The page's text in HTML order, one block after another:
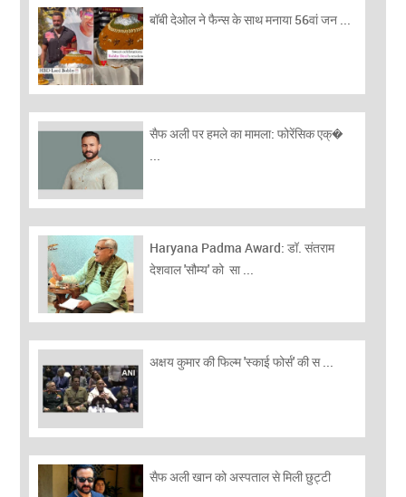
बॉबी देओल ने फैन्स के साथ मनाया 56वां जन ...
सैफ अली पर हमले का मामला: फोरेंसिक एक्�
...
Haryana Padma Award: डॉ. संतराम
देशवाल 'सौम्य' को सा ...
अक्षय कुमार की फिल्म 'स्काई फोर्स' की स ...
सैफ अली खान को अस्पताल से मिली छुट्टी